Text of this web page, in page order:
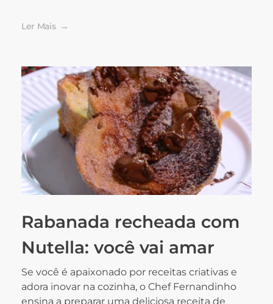
Ler Mais
Rabanada recheada com
Nutella: você vai amar
Se você é apaixonado por receitas criativas e
adora inovar na cozinha, o Chef Fernandinho
ensina a preparar uma deliciosa receita de